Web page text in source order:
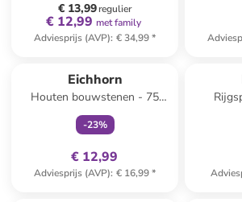
€ 13,99regulier
€ 12,99 met family
Adviesprijs (AVP): € 34,99*
Eichhorn
Houten bouwstenen - 75
stuks - vanaf 12 maanden
-23%
€ 12,99
Adviesprijs (AVP): € 16,99*